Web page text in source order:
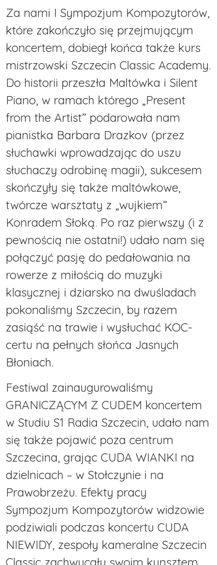
Za nami I Sympozjum Kompozytorów,
które zakończyło się przejmującym
koncertem, dobiegł końca także kurs
mistrzowski Szczecin Classic Academy.
Do historii przeszła Maltówka i Silent
Piano, w ramach którego „Present
from the Artist” podarowała nam
pianistka Barbara Drazkov (przez
słuchawki wprowadzając do uszu
słuchaczy odrobinę magii), sukcesem
skończyły się także maltówkowe,
twórcze warsztaty z „wujkiem”
Konradem Słoką. Po raz pierwszy (i z
pewnością nie ostatni!) udało nam się
połączyć pasję do pedałowania na
rowerze z miłością do muzyki
klasycznej i dziarsko na dwuśladach
pokonaliśmy Szczecin, by razem
zasiąść na trawie i wysłuchać KOC-
certu na pełnych słońca Jasnych
Błoniach.
Festiwal zainaugurowaliśmy
GRANICZĄCYM Z CUDEM koncertem
w Studiu S1 Radia Szczecin, udało nam
się także pojawić poza centrum
Szczecina, grając CUDA WIANKI na
dzielnicach – w Stołczynie i na
Prawobrzeżu. Efekty pracy
Sympozjum Kompozytorów widzowie
podziwiali podczas koncertu CUDA
NIEWIDY, zespoły kameralne Szczecin
Classic zachwycały swoim kunsztem